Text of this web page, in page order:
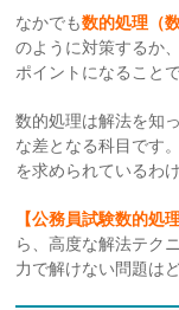
なかでも数的処理（
のように対策するか
ポイントになること
数的処理は解法を知
な差となる科目です
を求められているわ
【公務員試験数的処
ら、高度な解法テク
力で解けない問題は